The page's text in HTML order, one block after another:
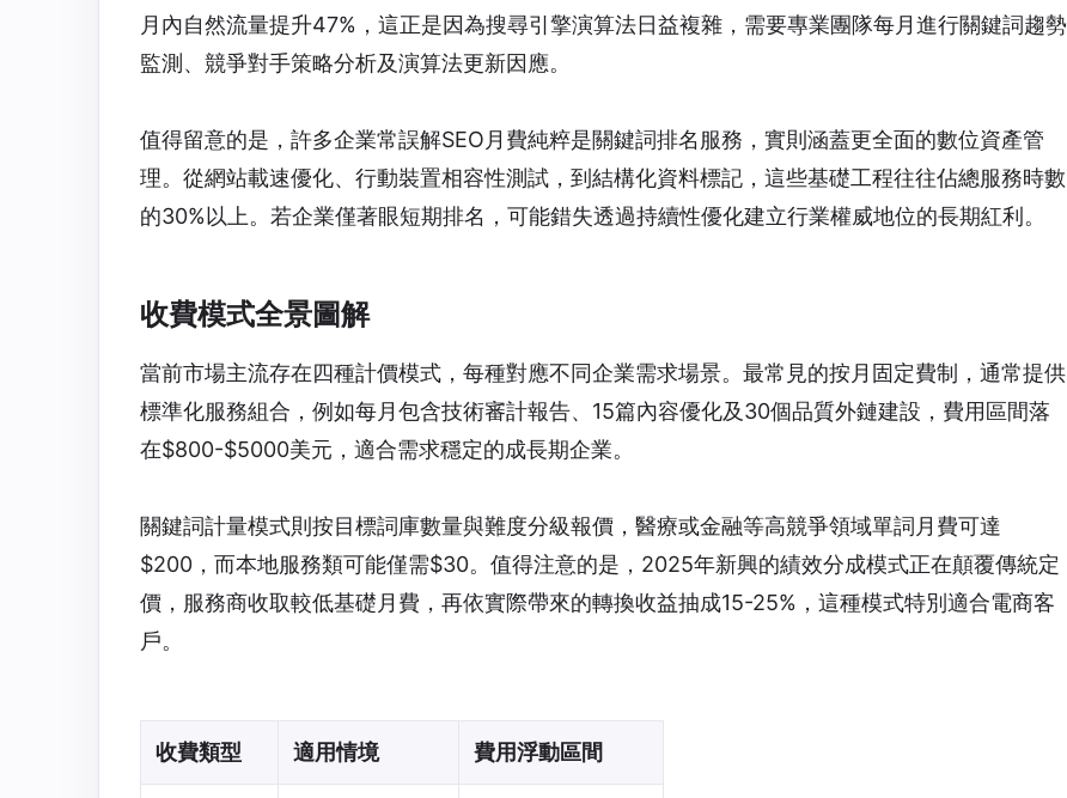
月內自然流量提升47%，這正是因為搜尋引擎演算法日益複雜，需要專業團隊每月進行關鍵詞趨勢
監測、競爭對手策略分析及演算法更新因應。
值得留意的是，許多企業常誤解SEO月費純粹是關鍵詞排名服務，實則涵蓋更全面的數位資產管
理。從網站載速優化、行動裝置相容性測試，到結構化資料標記，這些基礎工程往往佔總服務時數
的30%以上。若企業僅著眼短期排名，可能錯失透過持續性優化建立行業權威地位的長期紅利。
收費模式全景圖解
當前市場主流存在四種計價模式，每種對應不同企業需求場景。最常見的按月固定費制，通常提供
標準化服務組合，例如每月包含技術審計報告、15篇內容優化及30個品質外鏈建設，費用區間落
在$800-$5000美元，適合需求穩定的成長期企業。
關鍵詞計量模式則按目標詞庫數量與難度分級報價，醫療或金融等高競爭領域單詞月費可達
$200，而本地服務類可能僅需$30。值得注意的是，2025年新興的績效分成模式正在顛覆傳統定
價，服務商收取較低基礎月費，再依實際帶來的轉換收益抽成15-25%，這種模式特別適合電商客
戶。
收費類型 適用情境 費用浮動區間